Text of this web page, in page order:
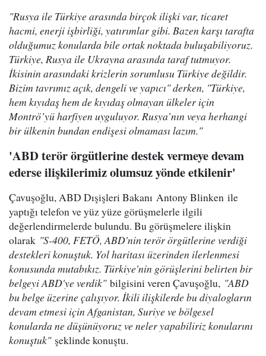
"Rusya ile Türkiye arasında birçok ilişki var, ticaret
hacmi, enerji işbirliği, yatırımlar gibi. Bazen karşı tarafta
olduğumuz konularda bile ortak noktada buluşabiliyoruz.
Türkiye, Rusya ile Ukrayna arasında taraf tutmuyor.
İkisinin arasındaki krizlerin sorumlusu Türkiye değildir.
Bizim tavrımız açık, dengeli ve yapıcı" derken, "Türkiye,
hem kıyıdaş hem de kıyıdaş olmayan ülkeler için
Montrö’yü harfiyen uyguluyor. Rusya’nın veya herhangi
bir ülkenin bundan endişesi olmaması lazım."
'ABD terör örgütlerine destek vermeye devam
ederse ilişkilerimiz olumsuz yönde etkilenir'
Çavuşoğlu, ABD Dışişleri Bakanı Antony Blinken ile
yaptığı telefon ve yüz yüze görüşmelerle ilgili
değerlendirmelerde bulundu. Bu görüşmelere ilişkin
olarak "S-400, FETÖ, ABD'nin terör örgütlerine verdiği
destekleri konuştuk. Yol haritası üzerinden ilerlenmesi
konusunda mutabıkız. Türkiye'nin görüşlerini belirten bir
belgeyi ABD'ye verdik"bilgisini veren Çavuşoğlu, "ABD
bu belge üzerine çalışıyor. İkili ilişkilerde bu diyalogların
devam etmesi için Afganistan, Suriye ve bölgesel
konularda ne düşünüyoruz ve neler yapabiliriz konularını
konuştuk"şeklinde konuştu.